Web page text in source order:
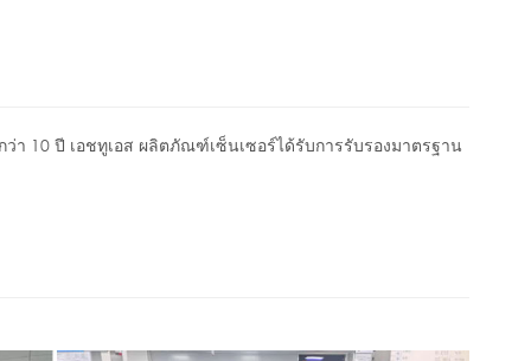
ว่า 10 ปี เอชทูเอส ผลิตภัณฑ์เซ็นเซอร์ได้รับการรับรองมาตรฐาน